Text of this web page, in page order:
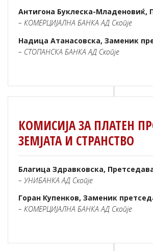
Антигона Буклеска-Младеновиќ,
– КОМЕРЦИЈАЛНА БАНКА АД Скопје
Надица Атанасовска, Заменик
– СТОПАНСКА БАНКА АД Скопје
КОМИСИЈА ЗА ПЛАТЕН
ЗЕМЈАТА И СТРАНСТВО
Благица Здравковска,
– УНИБАНКА АД Скопје
Горан Купенков, Заменик
– КОМЕРЦИЈАЛНА БАНКА АД Скопје